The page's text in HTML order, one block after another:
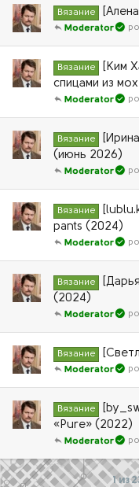
Вязание
Moderator
Вязание
[Ким
спицами из
Moderator
Вязание
(июнь 2026)
Moderator
Вязание
pants (2024)
Moderator
Вязание
(2024)
Moderator
Вязание
Moderator
Вязание
«Pure» (2022)
Moderator
1 из